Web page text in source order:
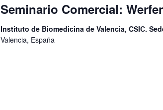
Seminario Comercial:
Instituto de Biomedicina de Valencia, CSIC.
Valencia, España